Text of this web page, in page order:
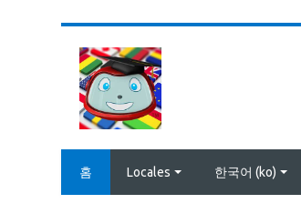
홈 Locales 한국어 ‎(ko)‎